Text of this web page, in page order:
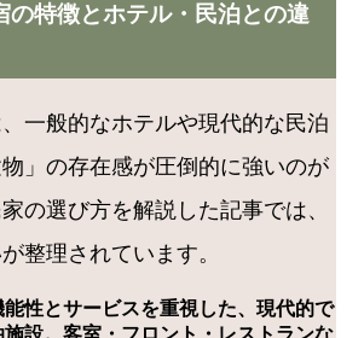
の特徴とホテル・民泊との違
一般的なホテルや現代的な民泊
」の存在感が圧倒的に強いのが
の選び方を解説した記事では、
整理されています。
能性とサービスを重視した、現代的で
設。客室・フロント・レストランな